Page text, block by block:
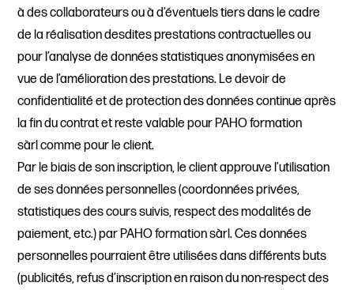
à des collaborateurs ou à d’éventuels tiers dans le cadre
de la réalisation desdites prestations contractuelles ou
pour l’analyse de données statistiques anonymisées en
vue de l’amélioration des prestations. Le devoir de
confidentialité et de protection des données continue après
la fin du contrat et reste valable pour PAHO formation
sàrl comme pour le client.
Par le biais de son inscription, le client approuve l’utilisation
de ses données personnelles (coordonnées privées,
statistiques des cours suivis, respect des modalités de
paiement, etc.) par PAHO formation sàrl. Ces données
personnelles pourraient être utilisées dans différents buts
(publicités, refus d’inscription en raison du non-respect des